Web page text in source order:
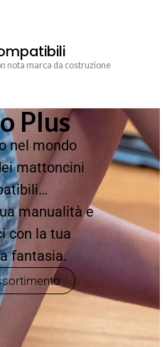
nota marca da costruzione
Plus
nel mondo
mattoncini
manualità e
con la tua
fantasia.